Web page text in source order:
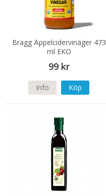
Bragg Äppelcidervinäger 473
ml EKO
99 kr
Info Köp